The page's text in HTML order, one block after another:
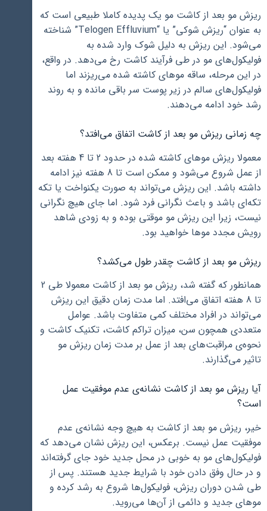
ریزش مو بعد از کاشت مو یک پدیده کاملا طبیعی است که
به عنوان “ریزش شوکی” یا “Telogen Effluvium” شناخته
می‌شود. این ریزش به دلیل شوک وارد شده به
فولیکول‌های مو در طی فرآیند کاشت رخ می‌دهد. در واقع،
در این مرحله، ساقه موهای کاشته شده می‌ریزند اما
فولیکول‌های سالم در زیر پوست سر باقی مانده و به روند
رشد خود ادامه می‌دهند.
چه زمانی ریزش مو بعد از کاشت اتفاق می‌افتد؟
معمولا ریزش موهای کاشته شده در حدود 2 تا 4 هفته بعد
از عمل شروع می‌شود و ممکن است تا 8 هفته نیز ادامه
داشته باشد. این ریزش می‌تواند به صورت یکنواخت یا تکه
تکه‌ای باشد و باعث نگرانی فرد شود. اما جای هیچ نگرانی
نیست، زیرا این ریزش مو موقتی بوده و به زودی شاهد
رویش مجدد موها خواهید بود.
ریزش مو بعد از کاشت چقدر طول می‌کشد؟
همانطور که گفته شد، ریزش مو بعد از کاشت معمولا طی 2
تا 8 هفته اتفاق می‌افتد. اما مدت زمان دقیق این ریزش
می‌تواند در افراد مختلف کمی متفاوت باشد. عوامل
متعددی همچون سن، میزان تراکم کاشت، تکنیک کاشت و
نحوه‌ی مراقبت‌های بعد از عمل بر مدت زمان ریزش مو
تاثیر می‌گذارند.
آیا ریزش مو بعد از کاشت نشانه‌ی عدم موفقیت عمل
است؟
خیر، ریزش مو بعد از کاشت به هیچ وجه نشانه‌ی عدم
موفقیت عمل نیست. برعکس، این ریزش نشان می‌دهد که
فولیکول‌های مو به خوبی در محل جدید خود جای گرفته‌اند
و در حال وفق دادن خود با شرایط جدید هستند. پس از
طی شدن دوران ریزش، فولیکول‌ها شروع به رشد کرده و
موهای جدید و دائمی از آن‌ها می‌روید.